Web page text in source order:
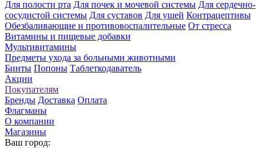
Для полости рта Для почек и мочевой системы Для сердечно-
сосудистой системы Для суставов Для ушей Контрацептивы
Обезбаливающие и противовоспалительные От стресса
Витамины и пищевые добавки
Мультивитамины
Предметы ухода за больными животными
Бинты Попоны Таблеткодаватель
Акции
Покупателям
Бренды Доставка Оплата
Флагманы
О компании
Магазины
Ваш город: